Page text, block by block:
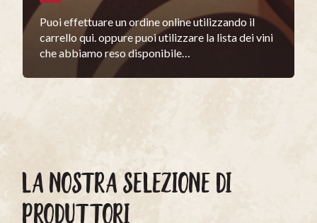
Puoi effettuare un ordine online utilizzando il
carrello qui. oppure puoi utilizzare la lista dei vini
che abbiamo reso disponibile…
LA NOSTRA SELEZIONE DI
PRODUTTORI